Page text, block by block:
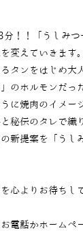
！！「うしみつ
変えていきます。
タンをはじめ大
」のホルモンだっ
に焼肉のイメー
秘伝のタレで織
新提案を「うし
心よりお待ちし
電話かホームペ